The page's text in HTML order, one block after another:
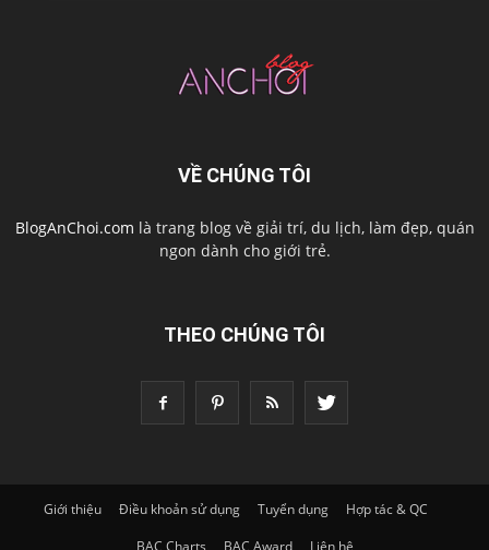
VỀ CHÚNG TÔI
BlogAnChoi.com là trang blog về giải trí, du lịch, làm đẹp, quán
ngon dành cho giới trẻ.
THEO CHÚNG TÔI
Giới thiệu Điều khoản sử dụng Tuyển dụng
Hợp tác & QC
BAC Charts
BAC Award Liên hệ